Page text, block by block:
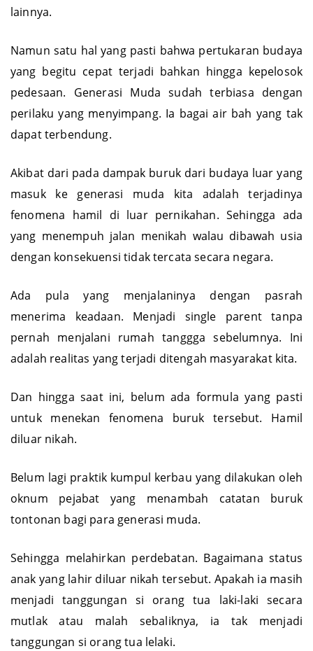
lainnya.
Namun satu hal yang pasti bahwa pertukaran budaya
yang begitu cepat terjadi bahkan hingga kepelosok
pedesaan. Generasi Muda sudah terbiasa dengan
perilaku yang menyimpang. Ia bagai air bah yang tak
dapat terbendung.
Akibat dari pada dampak buruk dari budaya luar yang
masuk ke generasi muda kita adalah terjadinya
fenomena hamil di luar pernikahan. Sehingga ada
yang menempuh jalan menikah walau dibawah usia
dengan konsekuensi tidak tercata secara negara.
Ada pula yang menjalaninya dengan pasrah
menerima keadaan. Menjadi single parent tanpa
pernah menjalani rumah tanggga sebelumnya. Ini
adalah realitas yang terjadi ditengah masyarakat kita.
Dan hingga saat ini, belum ada formula yang pasti
untuk menekan fenomena buruk tersebut. Hamil
diluar nikah.
Belum lagi praktik kumpul kerbau yang dilakukan oleh
oknum pejabat yang menambah catatan buruk
tontonan bagi para generasi muda.
Sehingga melahirkan perdebatan. Bagaimana status
anak yang lahir diluar nikah tersebut. Apakah ia masih
menjadi tanggungan si orang tua laki-laki secara
mutlak atau malah sebaliknya, ia tak menjadi
tanggungan si orang tua lelaki.